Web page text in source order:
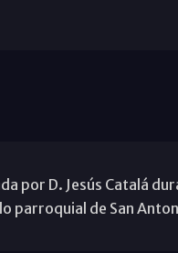
por D. Jesús Catalá
parroquial de San